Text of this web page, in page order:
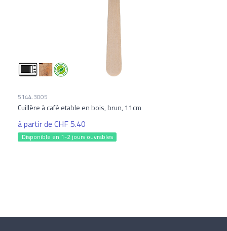
5144.3005
Cuillère à café etable en bois, brun, 11cm
à partir de CHF 5.40
Disponible en 1-2 jours ouvrables